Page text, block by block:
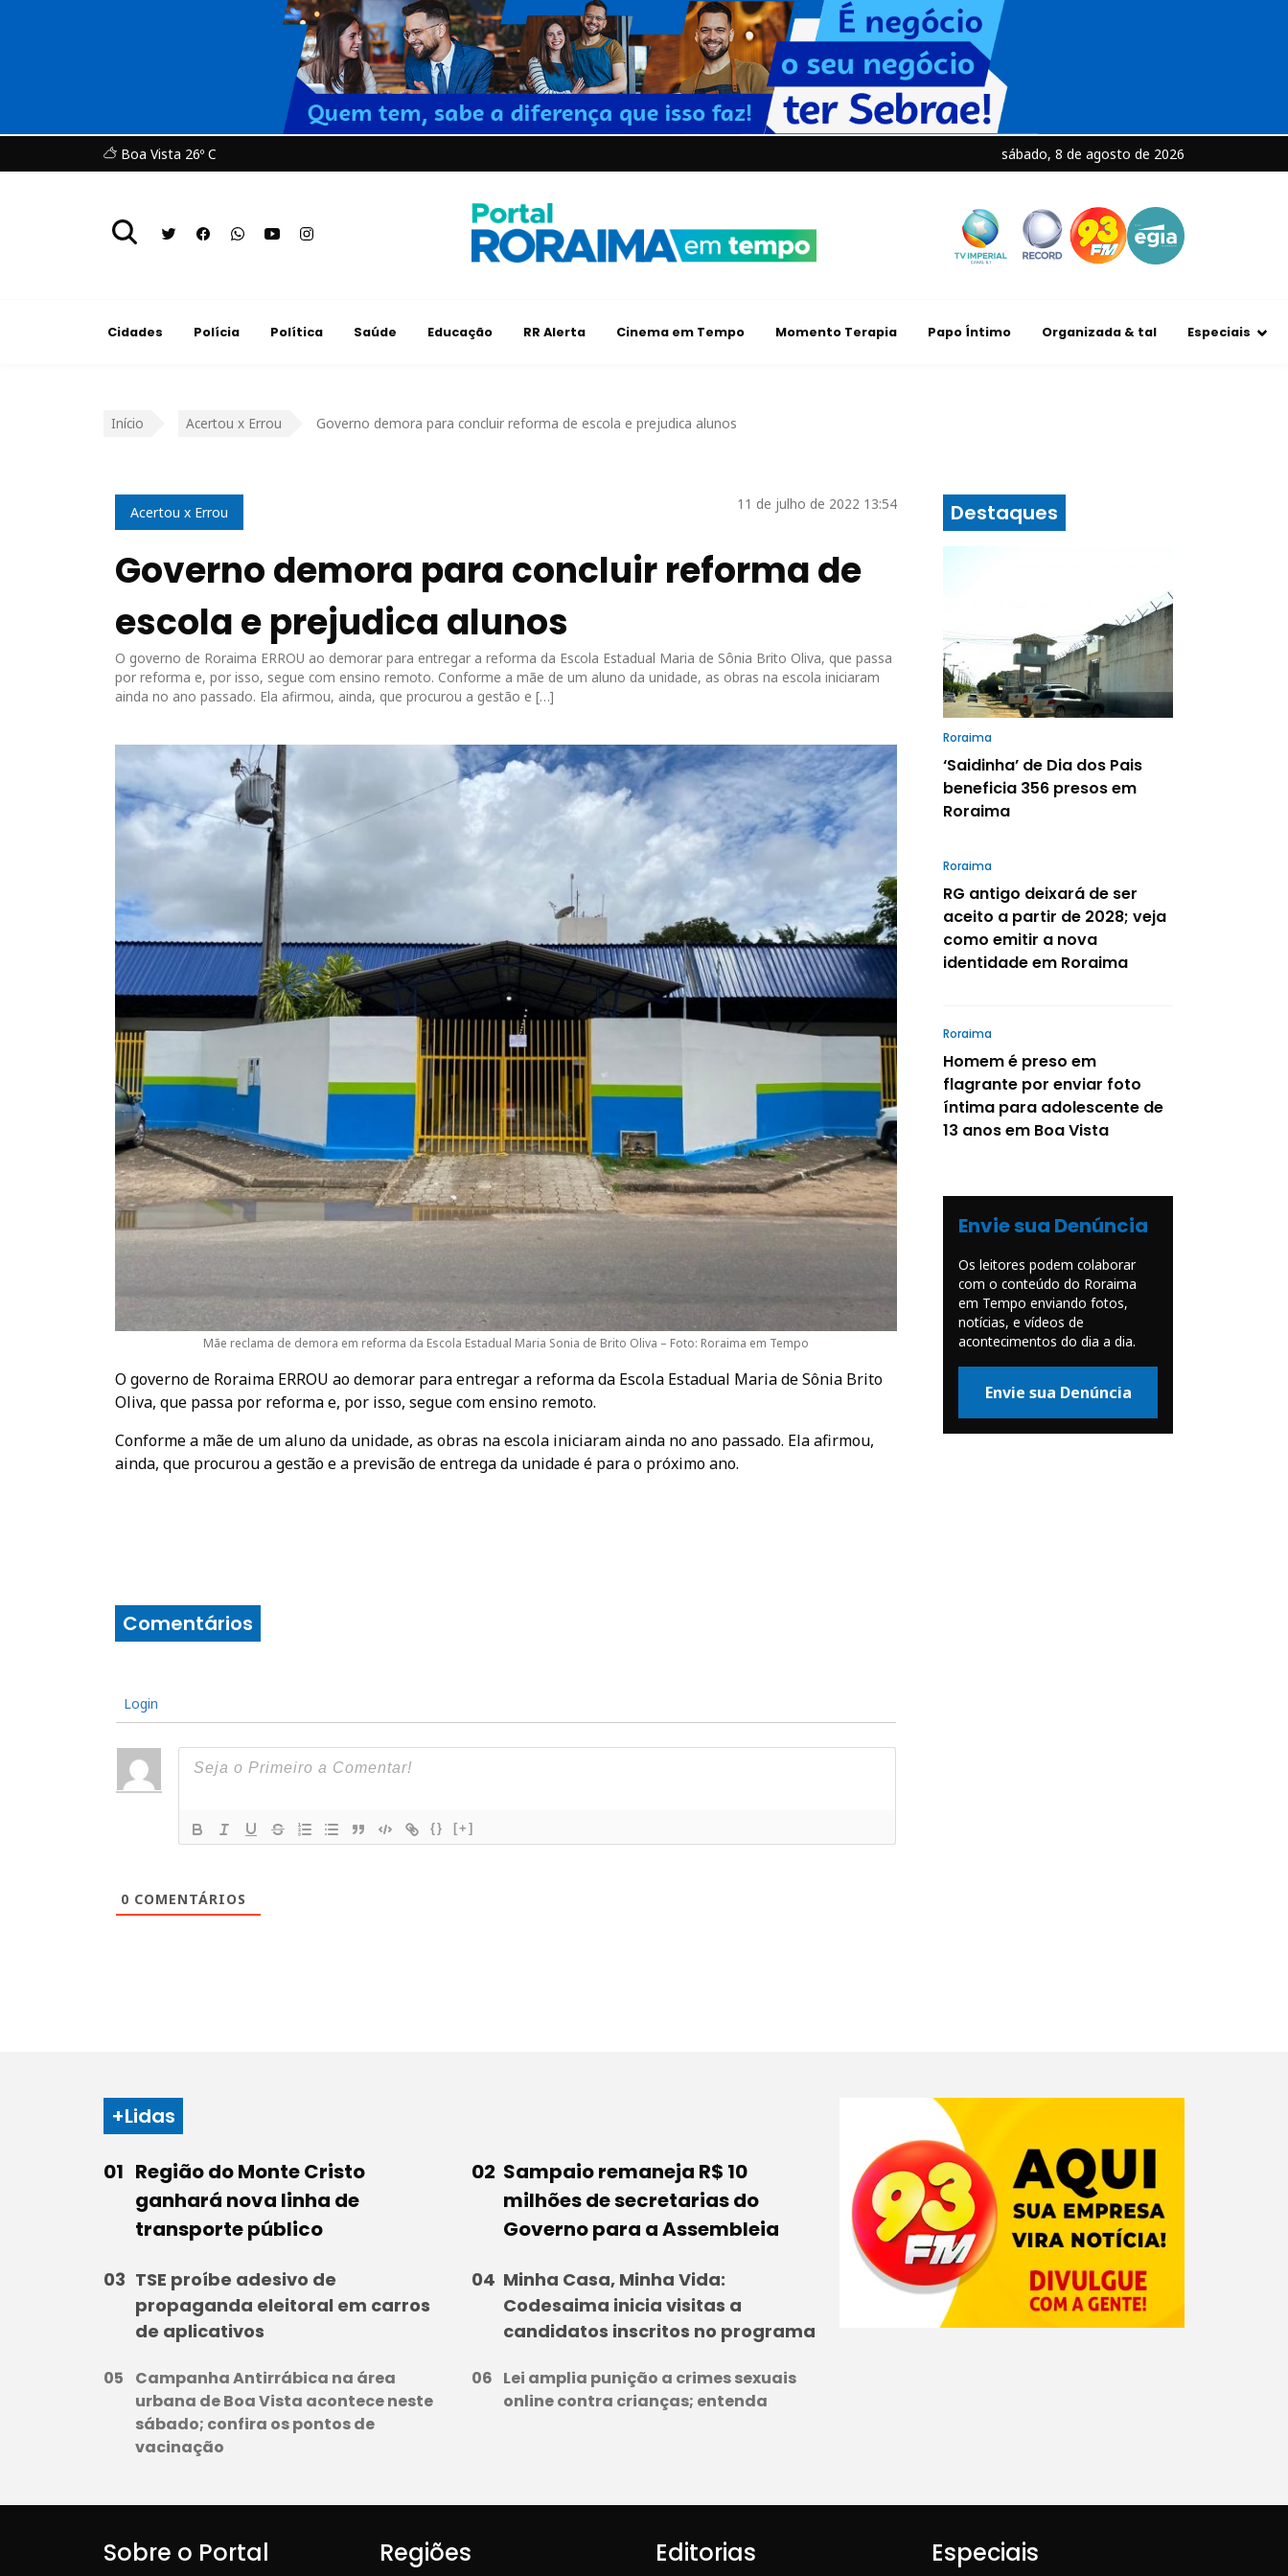
Boa Vista 26º C sábado, 8 de agosto de 2026
Cidades Polícia Política Saúde Educação RR Alerta Cinema em Tempo Momento Terapia Papo Íntimo Organizada & tal Especiais
Início Acertou x Errou Governo demora para concluir reforma de escola e prejudica alunos
Acertou x Errou 11 de julho de 2022 13:54
Governo demora para concluir reforma de
escola e prejudica alunos
O governo de Roraima ERROU ao demorar para entregar a reforma da Escola Estadual Maria de Sônia Brito Oliva, que passa
por reforma e, por isso, segue com ensino remoto. Conforme a mãe de um aluno da unidade, as obras na escola iniciaram
ainda no ano passado. Ela afirmou, ainda, que procurou a gestão e […]
Mãe reclama de demora em reforma da Escola Estadual Maria Sonia de Brito Oliva – Foto: Roraima em Tempo
O governo de Roraima ERROU ao demorar para entregar a reforma da Escola Estadual Maria de Sônia Brito
Oliva, que passa por reforma e, por isso, segue com ensino remoto.
Conforme a mãe de um aluno da unidade, as obras na escola iniciaram ainda no ano passado. Ela afirmou,
ainda, que procurou a gestão e a previsão de entrega da unidade é para o próximo ano.
Comentários
Login
{} [+]
0 COMENTÁRIOS
Destaques
Roraima
‘Saidinha’ de Dia dos Pais
beneficia 356 presos em
Roraima
Roraima
RG antigo deixará de ser
aceito a partir de 2028; veja
como emitir a nova
identidade em Roraima
Roraima
Homem é preso em
flagrante por enviar foto
íntima para adolescente de
13 anos em Boa Vista
Envie sua Denúncia
Os leitores podem colaborar
com o conteúdo do Roraima
em Tempo enviando fotos,
notícias, e vídeos de
acontecimentos do dia a dia.
Envie sua Denúncia
+Lidas
Região do Monte Cristo
ganhará nova linha de
transporte público
Sampaio remaneja R$ 10
milhões de secretarias do
Governo para a Assembleia
TSE proíbe adesivo de
propaganda eleitoral em carros
de aplicativos
Minha Casa, Minha Vida:
Codesaima inicia visitas a
candidatos inscritos no programa
Campanha Antirrábica na área
urbana de Boa Vista acontece neste
sábado; confira os pontos de
vacinação
Lei amplia punição a crimes sexuais
online contra crianças; entenda
Sobre o Portal Regiões Editorias Especiais